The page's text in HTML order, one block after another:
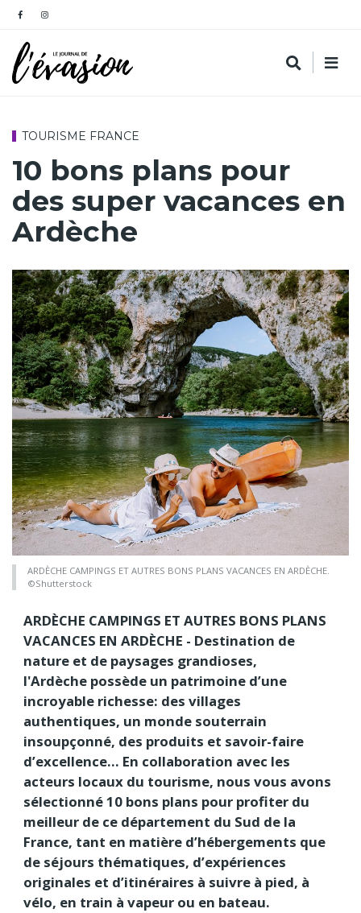
TOURISME FRANCE
10 bons plans pour
des super vacances en
Ardèche
ARDÈCHE CAMPINGS ET AUTRES BONS PLANS VACANCES EN ARDÈCHE.
©Shutterstock
ARDÈCHE CAMPINGS ET AUTRES BONS PLANS
VACANCES EN ARDÈCHE - Destination de
nature et de paysages grandioses,
l'Ardèche possède un patrimoine d’une
incroyable richesse: des villages
authentiques, un monde souterrain
insoupçonné, des produits et savoir-faire
d’excellence... En collaboration avec les
acteurs locaux du tourisme, nous vous avons
sélectionné 10 bons plans pour profiter du
meilleur de ce département du Sud de la
France, tant en matière d’hébergements que
de séjours thématiques, d’expériences
originales et d’itinéraires à suivre à pied, à
vélo, en train à vapeur ou en bateau.